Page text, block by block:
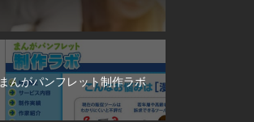
まんがパンフレット制作ラボ